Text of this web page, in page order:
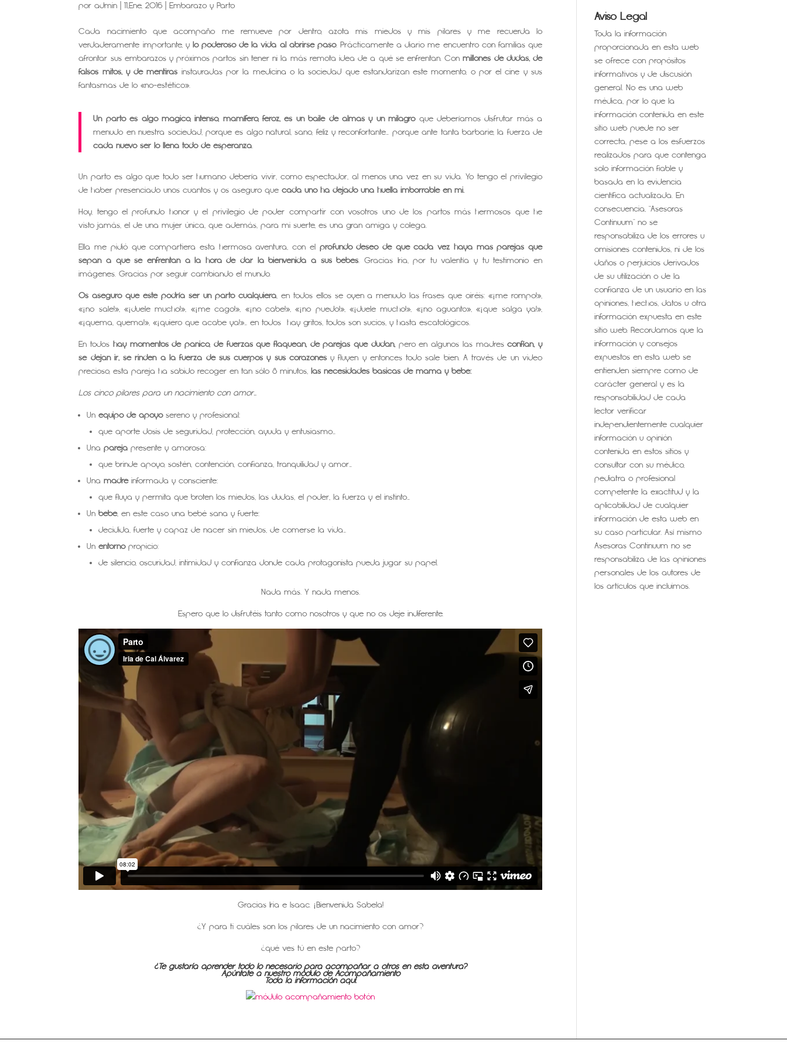
poradmin |11,Ene, 2016 |Embarazo y Parto
Cada nacimiento que acompaño me remueve por dentro, azota mis miedos y mis pilares y me recuerda lo
verdaderamente importante, y lo poderoso de la vida al abrirse paso. Prácticamente a diario me encuentro con familias que
afrontar sus embarazos y próximos partos sin tener ni la más remota idea de a qué se enfrentan. Conmillones de dudas, de
falsos mitos, y de mentiras instauradas por la medicina o la sociedad que estandarizan este momento, o por el cine y sus
fantasmas de lo «no-estético».
Un parto es algo mágico, intenso, mamífero, feroz, es un baile de almas y un milagroque deberíamos disfrutar más a
menudo en nuestra sociedad, porque es algo natural, sano, feliz y reconfortante… porque ante tanta barbarie, la fuerza de
cada nuevo ser lo llena todo de esperanza.
Un parto es algo que todo ser humano debería vivir, como espectador, al menos una vez en su vida. Yo tengo el privilegio
de haber presenciado unos cuantos y os aseguro quecada uno ha dejado una huella imborrable en mi.
Hoy, tengo el profundo honor y el privilegio de poder compartir con vosotros uno de los partos más hermosos que he
visto jamás, el de una mujer única, que además, para mi suerte, es una gran amiga y colega.
Ella me pidió que compartiera esta hermosa aventura, con el profundo deseo de que cada vez haya más parejas que
sepan a qué se enfrentan a la hora de dar la bienvenida a sus bebés. Gracias Iria, por tu valentía y tu testimonio en
imágenes. Gracias por seguir cambiando el mundo.
Os aseguro que éste podría ser un parto cualquiera, en todos ellos se oyen a menudo las frases que oiréis: «¡me rompo!»,
«¡no sale!», «¡duele mucho!», «¡me cago!», «¡no cabe!», «¡no puedo!», «¡duele mucho!», «¡no aguanto», «¡que salga ya!»,
«¡quema, quema!», «¡quiero que acabe ya!»… en todos hay gritos, todos son sucios, y hasta escatológicos.
En todos hay momentos de pánico, de fuerzas que flaquean, de parejas que dudan, pero en algunos las madresconfían, y
se dejan ir, se rinden a la fuerza de sus cuerpos y sus corazonesy fluyen y entonces todo sale bien. A través de un video
precioso, esta pareja ha sabido recoger en tan sólo 8 minutos,las necesidades básicas de mamá y bebé:
Los cinco pilares para un nacimiento con amor…
Unequipo de apoyosereno y profesional:
que aporte dosis de seguridad, protección, ayuda y entusiasmo…
Unapareja presente y amorosa:
que brinde apoyo, sostén, contención, confianza, tranquilidad y amor…
Unamadreinformada y consciente:
que fluya y permita que broten los miedos, las dudas, el poder, la fuerza y el instinto…
Unbebé, en este caso una bebé sana y fuerte:
decidida, fuerte y capaz de nacer sin miedos, de comerse la vida…
Unentornopropicio:
de silencio, oscuridad, intimidad y confianza donde cada protagonista pueda jugar su papel.
Nada más. Y nada menos.
Espero que lo disfrutéis tanto como nosotros y que no os deje indiferente.
Gracias Iria e Isaac. ¡Bienvenida Sabela!
¿Y para ti cuáles son los pilares de un nacimiento con amor?
¿qué ves tú en este parto?
¿Te gustaría aprender todo lo necesario para acompañar a otros en esta aventura?
Apúntate a nuestro módulo de Acompañamiento
Toda la información aquí:
Aviso Legal
Toda la información
proporcionada en esta web
se ofrece con propósitos
informativos y de discusión
general. No es una web
médica, por lo que la
información contenida en este
sitio web puede no ser
correcta, pese a los esfuerzos
realizados para que contenga
solo información fiable y
basada en la evidencia
científica actualizada. En
consecuencia, “Asesoras
Continuum” no se
responsabiliza de los errores u
omisiones contenidos, ni de los
daños o perjuicios derivados
de su utilización o de la
confianza de un usuario en las
opiniones, hechos, datos u otra
información expuesta en este
sitio web. Recordamos que la
información y consejos
expuestos en esta web se
entienden siempre como de
carácter general y es la
responsabilidad de cada
lector verificar
independientemente cualquier
información u opinión
contenida en estos sitios y
consultar con su médico,
pediatra o profesional
competente la exactitud y la
aplicabilidad de cualquier
información de esta web en
su caso particular. Así mismo
Asesoras Continuum no se
responsabiliza de las opiniones
personales de los autores de
los artículos que incluimos.